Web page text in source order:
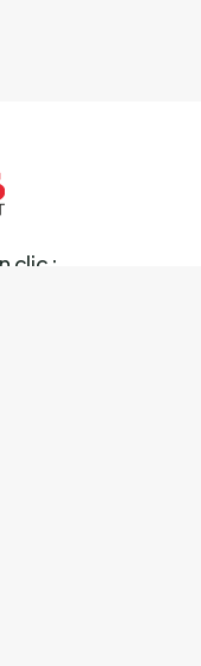
clic :